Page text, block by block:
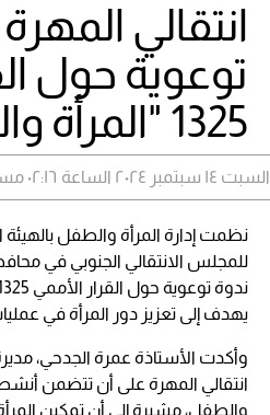
انتقالي
توعوية حول
1325 "المرأة والسلام"
السبت ١٤ سبتمبر ٢٠٢٤ الساعة ٠٢:١٦ مساءً
نظمت إدارة المرأة والطفل بالهيئة
للمجلس الانتقالي الجنوبي في
يهدف إلى تعزيز دور المرأة في
وأكدت الأستاذة عمرة الجدحي،
انتقالي المهرة على أن تتضمن
والطفل، مشيرة إلى أن تمكين